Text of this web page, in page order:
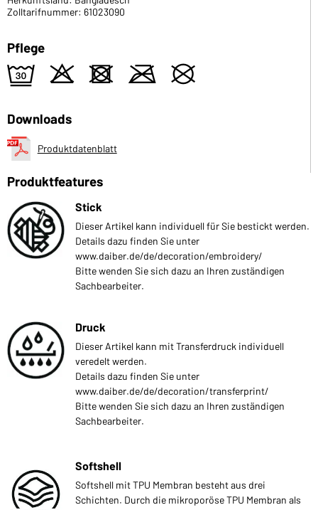
Zolltarifnummer: 61023090
Pflege
e o d m U
Downloads
Produktdatenblatt
Produktfeatures
Stick
Dieser Artikel kann individuell für Sie bestickt werden.
Details dazu finden Sie unter
www.daiber.de/de/decoration/embroidery/
Bitte wenden Sie sich dazu an Ihren zuständigen
Sachbearbeiter.
Druck
Dieser Artikel kann mit Transferdruck individuell
veredelt werden.
Details dazu finden Sie unter
www.daiber.de/de/decoration/transferprint/
Bitte wenden Sie sich dazu an Ihren zuständigen
Sachbearbeiter.
Softshell
Softshell mit TPU Membran besteht aus drei
Schichten. Durch die mikroporöse TPU Membran als